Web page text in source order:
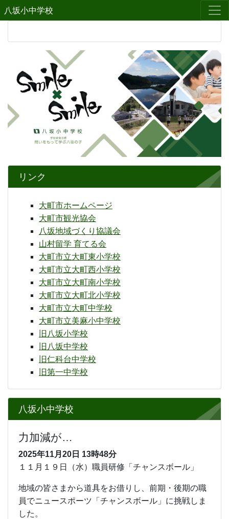
八坂小中学校
リンク
大町市ホームページ
大町市観光協会
八坂地域づくり協議会
山村留学 育てる会
大町市立大町東小学校
大町市立大町西小学校
大町市立大町南小学校
大町市立大町北小学校
大町市立大町中学校
大町市立美麻小中学校
旧八坂小学校
旧八坂中学校
旧仁科台中学校
旧第一中学校
八坂小中学校
力加減が…
2025年11月20日 13時48分
１１月１９日（水）職員研修「チャンスボール」
地域の皆さまから道具をお借りし、前期・後期の職
員でニュースポーツ「チャンスボール」に挑戦しま
した。